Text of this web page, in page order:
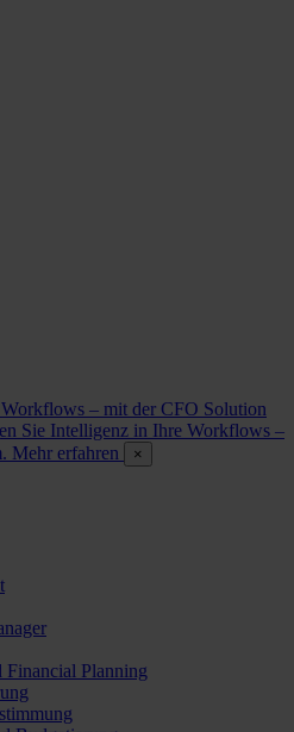
– mit der CFO Solution
Sie Intelligenz in Ihre Workflows –
Mehr erfahren
×
Financial Planning